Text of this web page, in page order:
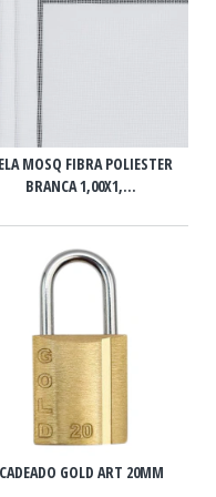
MOSQ FIBRA POLIESTER
BRANCA 1,00X1,...
CADEADO GOLD ART 20MM